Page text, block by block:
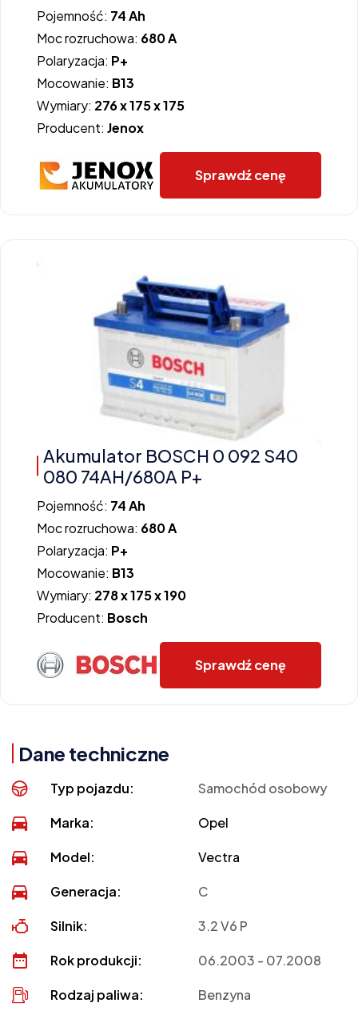
Pojemność: 74 Ah
Moc rozruchowa: 680 A
Polaryzacja: P+
Mocowanie: B13
Wymiary: 276 x 175 x 175
Producent: Jenox
Sprawdź cenę
Akumulator BOSCH 0 092 S40
080 74AH/680A P+
Pojemność: 74 Ah
Moc rozruchowa: 680 A
Polaryzacja: P+
Mocowanie: B13
Wymiary: 278 x 175 x 190
Producent: Bosch
Sprawdź cenę
Dane techniczne
Typ pojazdu: Samochód osobowy
Marka: Opel
Model: Vectra
Generacja: C
Silnik: 3.2 V6 P
Rok produkcji: 06.2003 - 07.2008
Rodzaj paliwa: Benzyna